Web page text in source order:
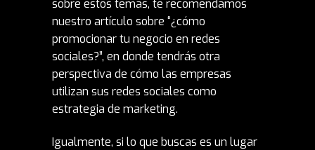
sobre estos temas, te recomendamos
nuestro artículo sobre “¿cómo
promocionar tu negocio en redes
sociales?”, en donde tendrás otra
perspectiva de cómo las empresas
utilizan sus redes sociales como
estrategia de marketing.
Igualmente, si lo que buscas es un lugar